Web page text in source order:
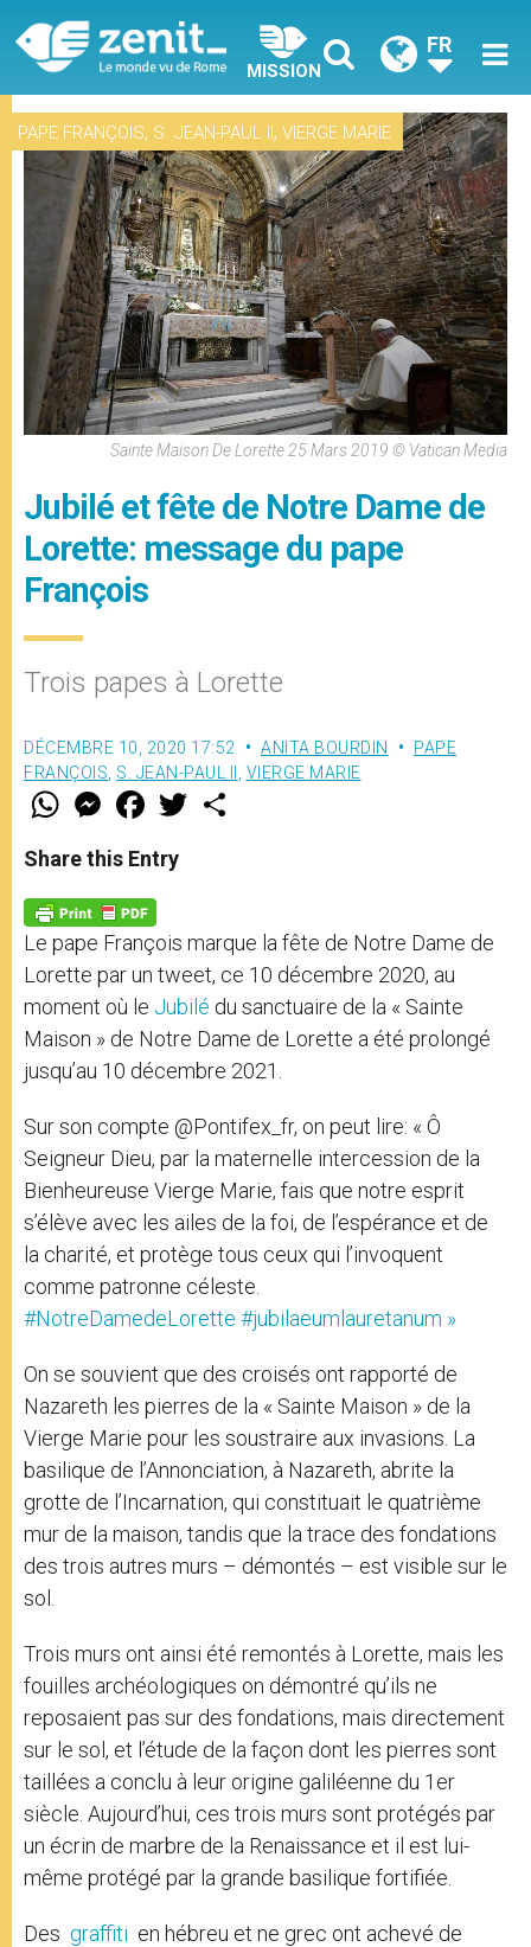
MISSION
FR
PAPE FRANÇOIS, S. JEAN-PAUL II, VIERGE MARIE
Sainte Maison De Lorette 25 Mars 2019 © Vatican Media
Jubilé et fête de Notre Dame de
Lorette: message du pape
François
Trois papes à Lorette
DÉCEMBRE 10, 2020 17:52 ANITA BOURDIN
PAPE
FRANÇOIS S. JEAN-PAUL II VIERGE MARIE
W
t
s
p
p
M
e
s
e
g
e
r
F
a
e
b
o
k
w
Share this Entry
Le pape François marque la fête de Notre Dame de
Lorette par un tweet, ce 10 décembre 2020, au
moment où le Jubilé du sanctuaire de la « Sainte
Maison » de Notre Dame de Lorette a été prolongé
jusqu’au 10 décembre 2021.
Sur son compte @Pontifex_fr, on peut lire: « Ô
Seigneur Dieu, par la maternelle intercession de la
Bienheureuse Vierge Marie, fais que notre esprit
s’élève avec les ailes de la foi, de l’espérance et de
la charité, et protège tous ceux qui l’invoquent
comme patronne céleste.
#NotreDamedeLorette #jubilaeumlauretanum »
On se souvient que des croisés ont rapporté de
Nazareth les pierres de la « Sainte Maison » de la
Vierge Marie pour les soustraire aux invasions. La
basilique de l’Annonciation, à Nazareth, abrite la
grotte de l’Incarnation, qui constituait le quatrième
mur de la maison, tandis que la trace des fondations
des trois autres murs – démontés – est visible sur le
sol.
Trois murs ont ainsi été remontés à Lorette, mais les
fouilles archéologiques on démontré qu’ils ne
reposaient pas sur des fondations, mais directement
sur le sol, et l’étude de la façon dont les pierres sont
taillées a conclu à leur origine galiléenne du 1er
siècle. Aujourd’hui, ces trois murs sont protégés par
un écrin de marbre de la Renaissance et il est lui-
même protégé par la grande basilique fortifiée.
Des graffiti en hébreu et ne grec ont achevé de